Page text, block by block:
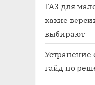
ГАЗ для
какие
выбирают
гайд по